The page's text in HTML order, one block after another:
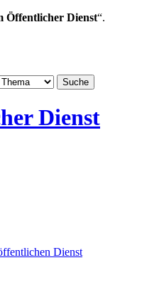
Öffentlicher Dienst“.
Dienst